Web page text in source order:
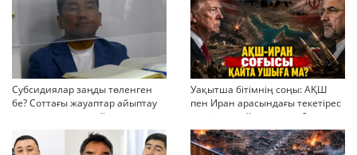
Субсидиялар заңды төленген
бе? Соттағы жауаптар айыптау
тұжырымдарын қайта қарауға
негіз бола ала ма?
Уақытша бітімнің соңы: АҚШ
пен Иран арасындағы текетірес
неліктен қайта ушықты?